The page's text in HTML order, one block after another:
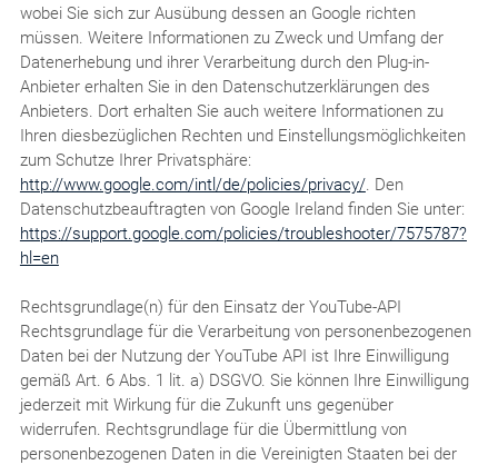
wobei Sie sich zur Ausübung dessen an Google richten
müssen. Weitere Informationen zu Zweck und Umfang der
Datenerhebung und ihrer Verarbeitung durch den Plug-in-
Anbieter erhalten Sie in den Datenschutzerklärungen des
Anbieters. Dort erhalten Sie auch weitere Informationen zu
Ihren diesbezüglichen Rechten und Einstellungsmöglichkeiten
zum Schutze Ihrer Privatsphäre:
http://www.google.com/intl/de/policies/privacy/. Den
Datenschutzbeauftragten von Google Ireland finden Sie unter:
https://support.google.com/policies/troubleshooter/7575787?
hl=en
Rechtsgrundlage(n) für den Einsatz der YouTube-API
Rechtsgrundlage für die Verarbeitung von personenbezogenen
Daten bei der Nutzung der YouTube API ist Ihre Einwilligung
gemäß Art. 6 Abs. 1 lit. a) DSGVO. Sie können Ihre Einwilligung
jederzeit mit Wirkung für die Zukunft uns gegenüber
widerrufen. Rechtsgrundlage für die Übermittlung von
personenbezogenen Daten in die Vereinigten Staaten bei der